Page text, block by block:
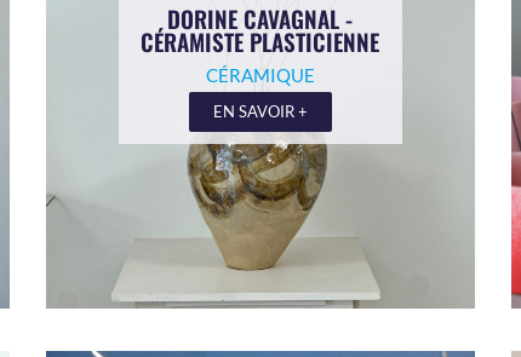
DORINE CAVAGNAL -
CÉRAMISTE PLASTICIENNE
CÉRAMIQUE
EN SAVOIR +